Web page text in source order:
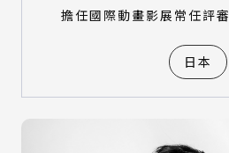
擔任國際動畫影展常任評審
日本